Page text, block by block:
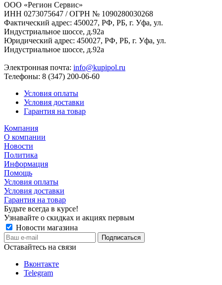
ООО «Регион Сервис»
ИНН 0273075647 / ОГРН № 1090280030268
Фактический адрес: 450027, РФ, РБ, г. Уфа, ул.
Индустриальное шоссе, д.92а
Юридический адрес: 450027, РФ, РБ, г. Уфа, ул.
Индустриальное шоссе, д.92а
Электронная почта: info@kupipol.ru
Телефоны: 8 (347) 200-06-60
Условия оплаты
Условия доставки
Гарантия на товар
Компания
О компании
Новости
Политика
Информация
Помощь
Условия оплаты
Условия доставки
Гарантия на товар
Будьте всегда в курсе!
Узнавайте о скидках и акциях первым
Новости магазина
Оставайтесь на связи
Вконтакте
Telegram